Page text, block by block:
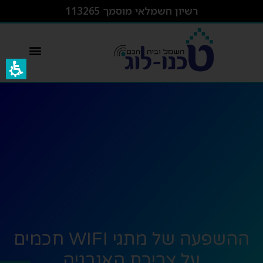
רשיון חשמלאי מוסמך 113265
ההשפעה של מתגי WIFI חכמים